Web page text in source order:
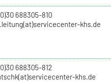
688305-810
khs.de
688305-812
khs.de